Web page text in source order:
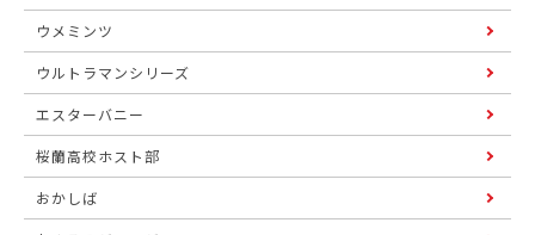
ウメミンツ
ウルトラマンシリーズ
エスターバニー
桜蘭高校ホスト部
おかしば